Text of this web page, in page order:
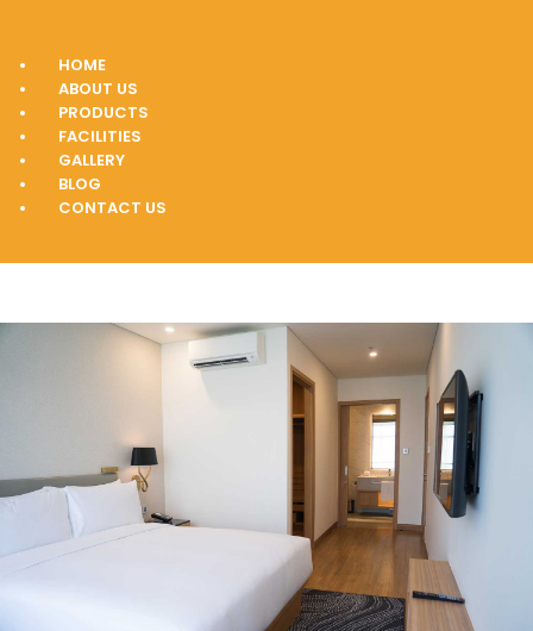
HOME
ABOUT US
PRODUCTS
FACILITIES
GALLERY
BLOG
CONTACT US